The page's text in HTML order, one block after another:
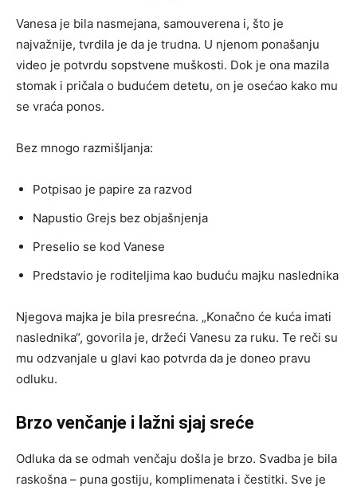
Vanesa je bila nasmejana, samouverena i, što je
najvažnije, tvrdila je da je trudna. U njenom ponašanju
video je potvrdu sopstvene muškosti. Dok je ona mazila
stomak i pričala o budućem detetu, on je osećao kako mu
se vraća ponos.
Bez mnogo razmišljanja:
Potpisao je papire za razvod
Napustio Grejs bez objašnjenja
Preselio se kod Vanese
Predstavio je roditeljima kao buduću majku naslednika
Njegova majka je bila presrećna. „Konačno će kuća imati
naslednika“, govorila je, držeći Vanesu za ruku. Te reči su
mu odzvanjale u glavi kao potvrda da je doneo pravu
odluku.
Brzo venčanje i lažni sjaj sreće
Odluka da se odmah venčaju došla je brzo. Svadba je bila
raskošna – puna gostiju, komplimenata i čestitki. Sve je